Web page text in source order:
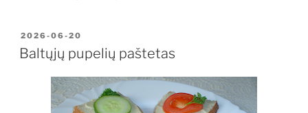
PASKELBTA
2026-06-20
Baltųjų pupelių paštetas